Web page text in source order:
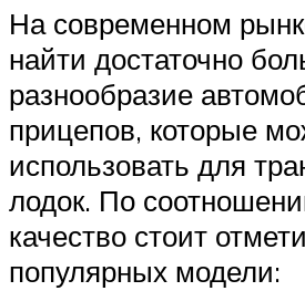
На современном
найти достаточно
разнообразие
прицепов, которые
использовать для
лодок. По
качество стоит
популярных модели: